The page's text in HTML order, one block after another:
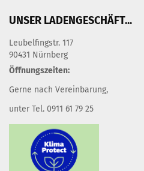
UNSER LADENGESCHÄFT...
Leubelfingstr. 117
90431 Nürnberg
Öffnungszeiten:
Gerne nach Vereinbarung,
unter Tel. 0911 61 79 25